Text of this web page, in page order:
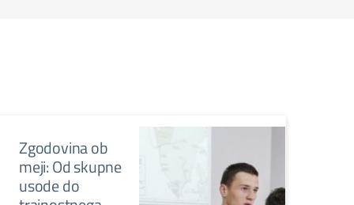
Zgodovina ob
meji: Od skupne
usode do